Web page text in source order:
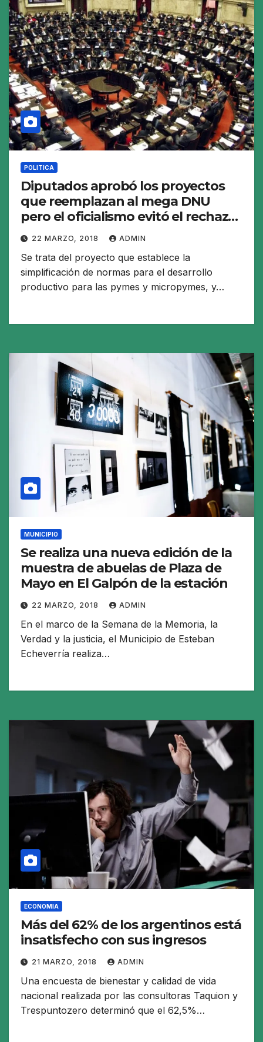
POLITICA
Diputados aprobó los proyectos
que reemplazan al mega DNU
pero el oficialismo evitó el rechazo
del decreto
22 MARZO, 2018 ADMIN
Se trata del proyecto que establece la
simplificación de normas para el desarrollo
productivo para las pymes y micropymes, y…
MUNICIPIO
Se realiza una nueva edición de la
muestra de abuelas de Plaza de
Mayo en El Galpón de la estación
22 MARZO, 2018 ADMIN
En el marco de la Semana de la Memoria, la
Verdad y la justicia, el Municipio de Esteban
Echeverría realiza…
ECONOMIA
Más del 62% de los argentinos está
insatisfecho con sus ingresos
21 MARZO, 2018 ADMIN
Una encuesta de bienestar y calidad de vida
nacional realizada por las consultoras Taquion y
Trespuntozero determinó que el 62,5%…